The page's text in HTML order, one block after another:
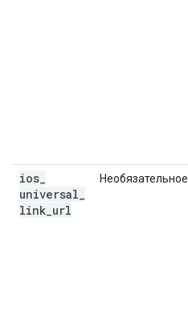
ios
universal
link url
Необязательное